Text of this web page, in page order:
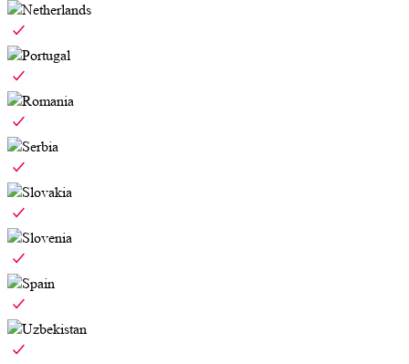
Netherlands
Portugal
Romania
Serbia
Slovakia
Slovenia
Spain
Uzbekistan